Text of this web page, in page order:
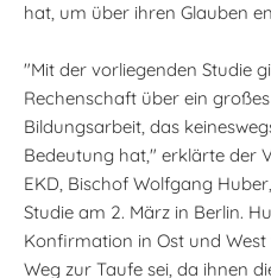
hat, um über ihren Glauben
"Mit der vorliegenden Studie
Rechenschaft über ein
Bildungsarbeit, das
Bedeutung hat," erklärte der
EKD, Bischof Wolfgang
Studie am 2. März in Berlin.
Konfirmation in Ost und
Weg zur Taufe sei, da ihnen